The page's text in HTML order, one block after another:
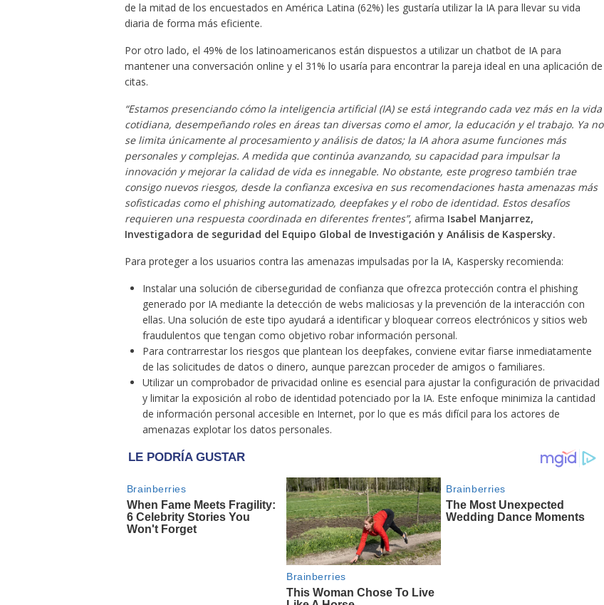
de la mitad de los encuestados en América Latina (62%) les gustaría utilizar la IA para llevar su vida
diaria de forma más eficiente.
Por otro lado, el 49% de los latinoamericanos están dispuestos a utilizar un chatbot de IA para
mantener una conversación online y el 31% lo usaría para encontrar la pareja ideal en una aplicación de
citas.
“Estamos presenciando cómo la inteligencia artificial (IA) se está integrando cada vez más en la vida
cotidiana, desempeñando roles en áreas tan diversas como el amor, la educación y el trabajo. Ya no
se limita únicamente al procesamiento y análisis de datos; la IA ahora asume funciones más
personales y complejas. A medida que continúa avanzando, su capacidad para impulsar la
innovación y mejorar la calidad de vida es innegable. No obstante, este progreso también trae
consigo nuevos riesgos, desde la confianza excesiva en sus recomendaciones hasta amenazas más
sofisticadas como el phishing automatizado, deepfakes y el robo de identidad. Estos desafíos
requieren una respuesta coordinada en diferentes frentes”, afirma Isabel Manjarrez,
Investigadora de seguridad del Equipo Global de Investigación y Análisis de Kaspersky.
Para proteger a los usuarios contra las amenazas impulsadas por la IA, Kaspersky recomienda:
Instalar una solución de ciberseguridad de confianza que ofrezca protección contra el phishing
generado por IA mediante la detección de webs maliciosas y la prevención de la interacción con
ellas. Una solución de este tipo ayudará a identificar y bloquear correos electrónicos y sitios web
fraudulentos que tengan como objetivo robar información personal.
Para contrarrestar los riesgos que plantean los deepfakes, conviene evitar fiarse inmediatamente
de las solicitudes de datos o dinero, aunque parezcan proceder de amigos o familiares.
Utilizar un comprobador de privacidad online es esencial para ajustar la configuración de privacidad
y limitar la exposición al robo de identidad potenciado por la IA. Este enfoque minimiza la cantidad
de información personal accesible en Internet, por lo que es más difícil para los actores de
amenazas explotar los datos personales.